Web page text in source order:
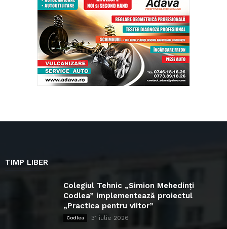
TIMP LIBER
Colegiul Tehnic „Simion Mehedinți
Codlea” implementează proiectul
„Practica pentru viitor”
Codlea 31 iulie 2026